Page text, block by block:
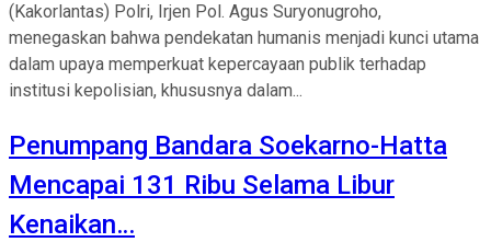
(Kakorlantas) Polri, Irjen Pol. Agus Suryonugroho,
menegaskan bahwa pendekatan humanis menjadi kunci utama
dalam upaya memperkuat kepercayaan publik terhadap
institusi kepolisian, khususnya dalam...
Penumpang Bandara Soekarno-Hatta
Mencapai 131 Ribu Selama Libur
Kenaikan…